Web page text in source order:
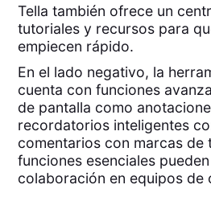
Tella también ofrece un
tutoriales y recursos para
empiecen rápido.
En el lado negativo, la
cuenta con funciones
de pantalla como
recordatorios inteligentes
comentarios con marcas de
funciones esenciales
colaboración en equipos de